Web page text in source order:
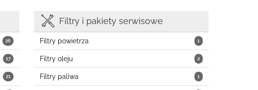
26
17
21
Filtry i pakiety serwisowe
1
Filtry powietrza
2
Filtry oleju
1
Filtry paliwa